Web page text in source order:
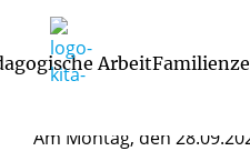
Arbeit
28. September 2026,
Team-und
Am Montag, den